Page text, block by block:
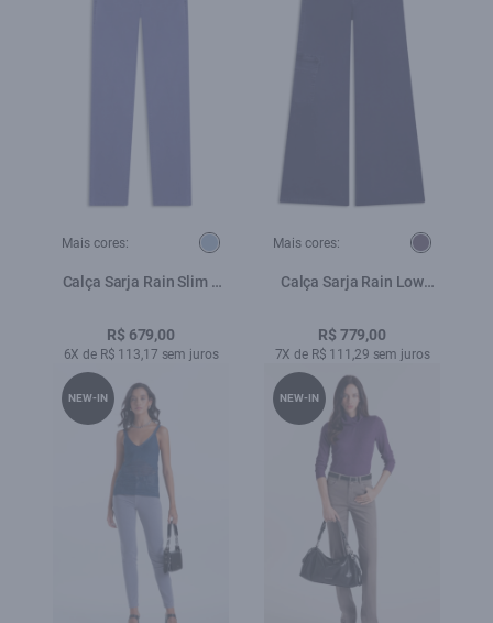
Mais cores:
Calça Sarja Rain Slim 5
R$ 679,00
6X de R$ 113,17 sem juros
Mais cores:
Calça Sarja Rain Low
Purple Blue
R$ 779,00
7X de R$ 111,29 sem juros
NEW-IN NEW-IN